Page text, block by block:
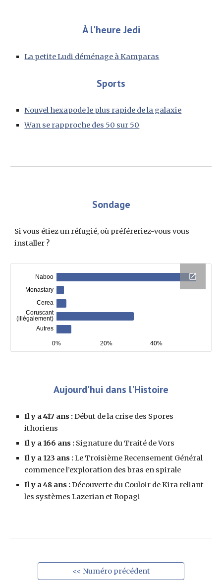
À l'heure Jedi
La petite Ludi déménage à Kamparas
Sports
Nouvel hexapode le plus rapide de la galaxie
Wan se rapproche des 50 sur 50
Sondage
Si vous étiez un réfugié, où préféreriez-vous vous
installer ?
Aujourd'hui dans l'Histoire
Il y a 417 ans : Début de la crise des Spores
ithoriens
Il y a 166 ans : Signature du Traité de Vors
Il y a 123 ans : Le Troisième Recensement Général
commence l’exploration des bras en spirale
Il y a 48 ans : Découverte du Couloir de Kira reliant
les systèmes Lazerian et Ropagi
<< Numéro précédent